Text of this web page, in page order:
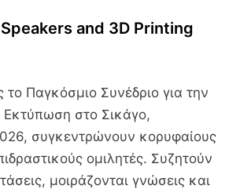
and 3D Printing
το Παγκόσμιο Συνέδριο για την
στο Σικάγο,
συγκεντρώνουν κορυφαίους
ομιλητές. Συζητούν
τάσεις, μοιράζονται γνώσεις και